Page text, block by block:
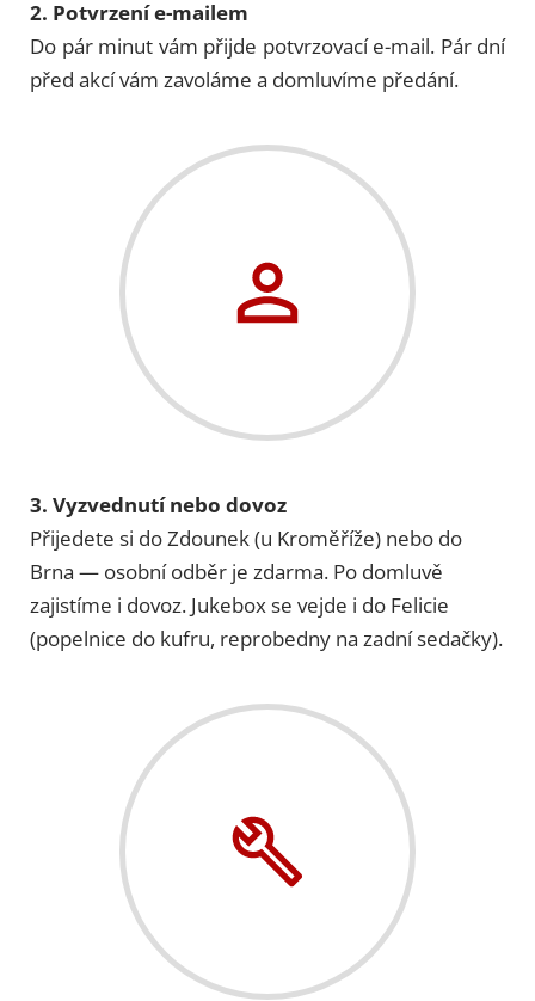
2. Potvrzení e-mailem
Do pár minut vám přijde potvrzovací e-mail. Pár dní
před akcí vám zavoláme a domluvíme předání.
3. Vyzvednutí nebo dovoz
Přijedete si do Zdounek (u Kroměříže) nebo do
Brna — osobní odběr je zdarma. Po domluvě
zajistíme i dovoz. Jukebox se vejde i do Felicie
(popelnice do kufru, reprobedny na zadní sedačky).